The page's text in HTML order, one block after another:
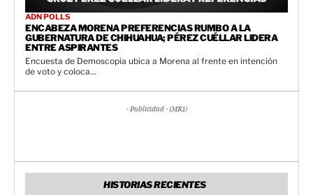
ADN POLLS
ENCABEZA MORENA PREFERENCIAS RUMBO A LA
GUBERNATURA DE CHIHUAHUA; PÉREZ CUÉLLAR LIDERA
ENTRE ASPIRANTES
Encuesta de Demoscopia ubica a Morena al frente en intención
de voto y coloca...
- Publicidad - (MR1)
HISTORIAS RECIENTES